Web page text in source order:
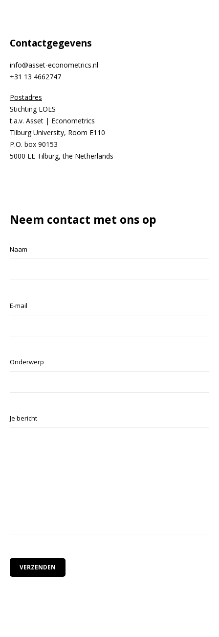
Contactgegevens
info@asset-econometrics.nl
+31 13 4662747
Postadres
Stichting LOES
t.a.v. Asset | Econometrics
Tilburg University, Room E110
P.O. box 90153
5000 LE Tilburg, the Netherlands
Neem contact met ons op
Naam
E-mail
Onderwerp
Je bericht